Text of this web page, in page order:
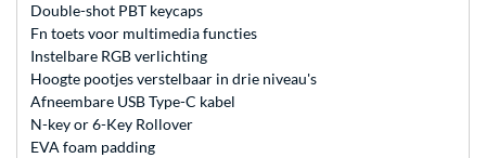
Double-shot PBT keycaps
Fn toets voor multimedia functies
Instelbare RGB verlichting
Hoogte pootjes verstelbaar in drie niveau's
Afneembare USB Type-C kabel
N-key or 6-Key Rollover
EVA foam padding